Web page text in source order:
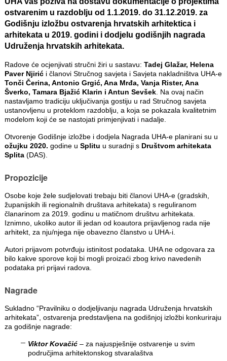
ostvarenim u razdoblju od 1.1.2019. do 31.12.2019. za
Godišnju izložbu ostvarenja hrvatskih arhitektica i
arhitekata u 2019. godini i dodjelu godišnjih nagrada
Udruženja hrvatskih arhitekata.
Radove će ocjenjivati stručni žiri u sastavu: Tadej Glažar, Helena
Paver Njirići članovi Stručnog savjeta i Savjeta nakladništva UHA-e
Tonči Čerina, Antonio Grgić, Ana Mrđa, Vanja Rister, Ana
Šverko, Tamara Bjažić Klarin i Antun Sevšek. Na ovaj način
nastavljamo tradiciju uključivanja gostiju u rad Stručnog savjeta
ustanovljenu u proteklom razdoblju, a koja se pokazala kvalitetnim
modelom koji će se nastojati primjenjivati i nadalje.
Otvorenje Godišnje izložbe i dodjela Nagrada UHA-e planirani su u
ožujku 2020. godine u Splitu u suradnji s Društvom arhitekata
Splita(DAS).
Propozicije
Osobe koje žele sudjelovati trebaju biti članovi UHA-e (gradskih,
županijskih ili regionalnih društava arhitekata) s reguliranom
članarinom za 2019. godinu u matičnom društvu arhitekata.
Iznimno, ukoliko autor ili jedan od koautora prijavljenog rada nije
arhitekt, za nju/njega nije obavezno članstvo u UHA-i.
Autori prijavom potvrđuju istinitost podataka. UHA ne odgovara za
bilo kakve sporove koji bi mogli proizaći zbog krivo navedenih
podataka pri prijavi radova.
Nagrade
Sukladno “Pravilniku o dodjeljivanju nagrada Udruženja hrvatskih
arhitekata”, ostvarenja predstavljena na godišnjoj izložbi konkuriraju
za godišnje nagrade:
Viktor Kovačić – za najuspješnije ostvarenje u svim
područjima arhitektonskog stvaralaštva